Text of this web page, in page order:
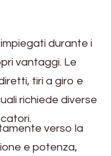
durante i
vantaggi. Le
tiri a giro e
richiede diverse
verso la
e potenza,